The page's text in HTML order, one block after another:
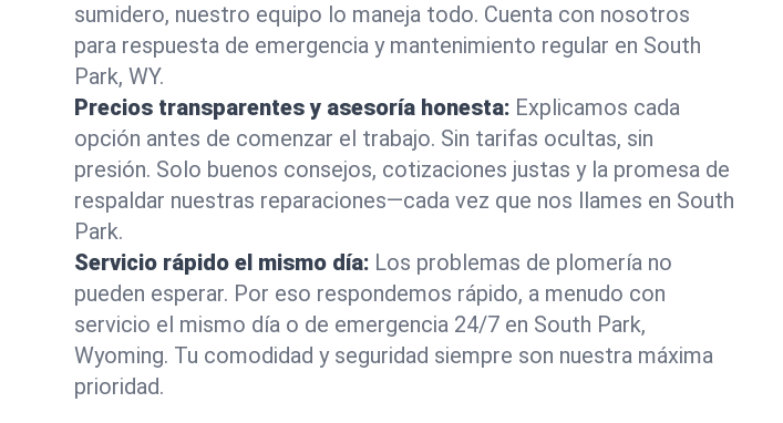
sumidero, nuestro equipo lo maneja todo. Cuenta con nosotros
para respuesta de emergencia y mantenimiento regular en South
Park, WY.
Precios transparentes y asesoría honesta: Explicamos cada
opción antes de comenzar el trabajo. Sin tarifas ocultas, sin
presión. Solo buenos consejos, cotizaciones justas y la promesa de
respaldar nuestras reparaciones—cada vez que nos llames en South
Park.
Servicio rápido el mismo día: Los problemas de plomería no
pueden esperar. Por eso respondemos rápido, a menudo con
servicio el mismo día o de emergencia 24/7 en South Park,
Wyoming. Tu comodidad y seguridad siempre son nuestra máxima
prioridad.